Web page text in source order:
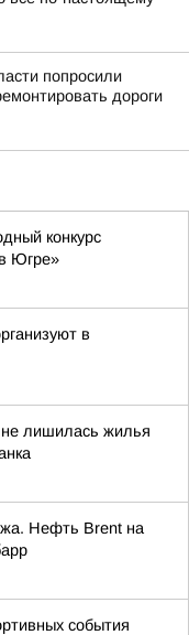
попросили
дороги
конкурс
Югре»
в
лишилась жилья
Нефть Brent на
события